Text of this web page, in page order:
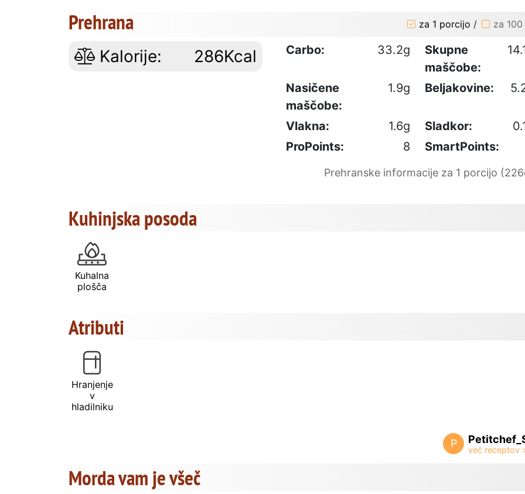
Prehrana za 1 porcijo / za
Kalorije: 286Kcal Carbo: 33.2g
Skupne
maščobe:
Nasičene
maščobe:
1.9g Beljakovine:
Vlakna: 1.6g Sladkor:
ProPoints:
8 SmartPoints:
Prehranske informacije za 1 porcijo
Kuhinjska posoda
Kuhalna
plošča
Atributi
Hranjenje
v
hladilniku
P
Morda vam je všeč